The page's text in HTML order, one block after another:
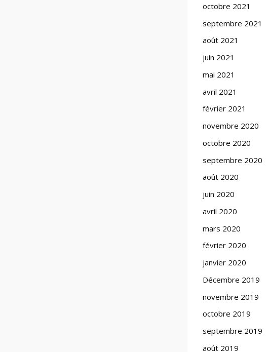
octobre 2021
septembre 2021
août 2021
juin 2021
mai 2021
avril 2021
février 2021
novembre 2020
octobre 2020
septembre 2020
août 2020
juin 2020
avril 2020
mars 2020
février 2020
janvier 2020
Décembre 2019
novembre 2019
octobre 2019
septembre 2019
août 2019